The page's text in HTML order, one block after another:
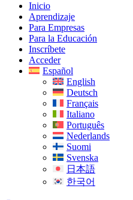
Inicio
Aprendizaje
Para Empresas
Para la Educación
Inscríbete
Acceder
Español
English
Deutsch
Français
Italiano
Português
Nederlands
Suomi
Svenska
日本語
한국어